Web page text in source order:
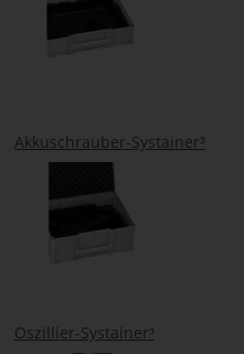
Akkuschrauber-Systainer³
Oszillier-Systainer³